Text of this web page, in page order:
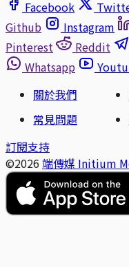
Facebook
Github
Instagram
Pinterest
Reddit
Whatsapp
關於我們
常見問題
訂閱支持
©2026 端傳媒 Initium